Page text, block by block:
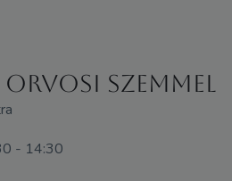
orvosi szemmel
- 14:30